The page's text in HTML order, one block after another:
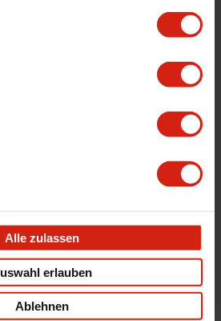
Alle zulassen
erlauben
Ablehnen
1-3
Auf Lager im zweiten Lagerhaus.
Voraussichtliche Lieferzeit beträgt 1-3
K&N Entlüftungsfilter